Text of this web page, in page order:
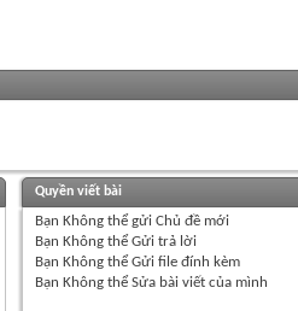
Quyền viết bài
Bạn Không thểgửi Chủ đề mới
Bạn Không thểGửi trả lời
Bạn Không thểGửi file đính kèm
Bạn Không thểSửa bài viết của mình